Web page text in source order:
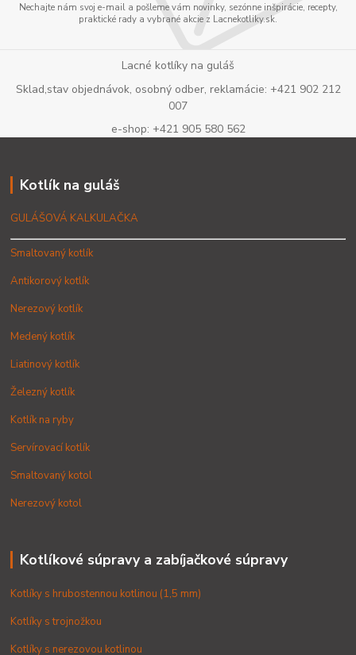
Nechajte nám svoj e-mail a pošleme vám novinky, sezónne inšpirácie, recepty,
praktické rady a vybrané akcie z Lacnekotliky.sk.
Lacné kotlíky na guláš
Sklad,stav objednávok, osobný odber, reklamácie: +421 902 212
007
e-shop: +421 905 580 562
Kotlík na guláš
GULÁŠOVÁ KALKULAČKA
Smaltovaný kotlík
Antikorový kotlík
Nerezový kotlík
Medený kotlík
Liatinový kotlík
Železný kotlík
Kotlík na ryby
Servírovací kotlík
Smaltovaný kotol
Nerezový kotol
Kotlíkové súpravy a zabíjačkové súpravy
Kotlíky s hrubostennou kotlinou (1,5 mm)
Kotlíky s trojnožkou
Kotlíky s nerezovou kotlinou